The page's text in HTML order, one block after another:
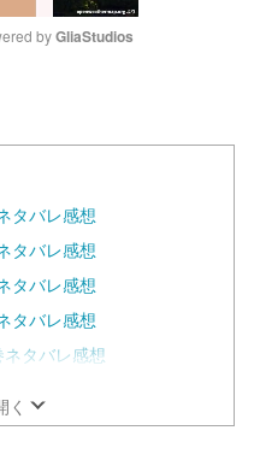
by GliaStudios
タバレ感想
タバレ感想
タバレ感想
タバレ感想
ネタバレ感想
く